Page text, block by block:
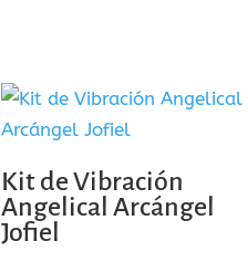
Kit de Vibración
Angelical Arcángel
Jofiel